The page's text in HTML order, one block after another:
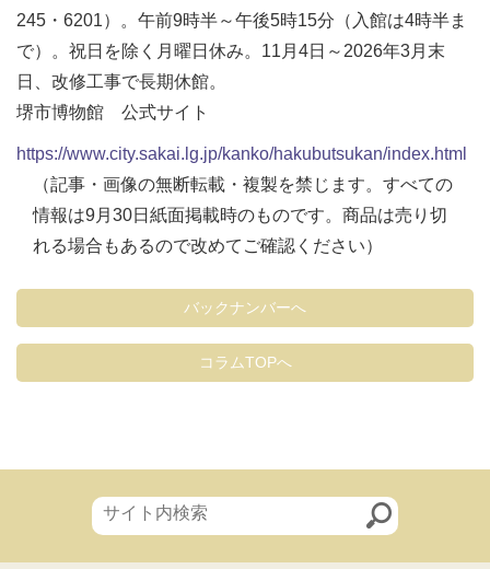
245・6201）。午前9時半～午後5時15分（入館は4時半ま
で）。祝日を除く月曜日休み。11月4日～2026年3月末
日、改修工事で長期休館。
堺市博物館 公式サイト
https://www.city.sakai.lg.jp/kanko/hakubutsukan/index.html
（記事・画像の無断転載・複製を禁じます。すべての
情報は9月30日紙面掲載時のものです。商品は売り切
れる場合もあるので改めてご確認ください）
バックナンバーへ
コラムTOPへ